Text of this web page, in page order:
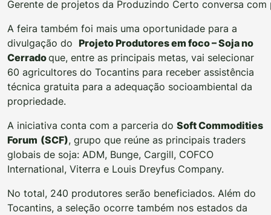
Gerente de projetos da Produzindo Certo conversa
A feira também foi mais uma oportunidade para a
divulgação do Projeto Produtores em foco – Soja no
Cerradoque, entre as principais metas, vai selecionar
60 agricultores do Tocantins para receber assistência
técnica gratuita para a adequação socioambiental da
propriedade.
A iniciativa conta com a parceria do Soft Commodities
Forum (SCF), grupo que reúne as principais traders
globais de soja: ADM, Bunge, Cargill, COFCO
International, Viterra e Louis Dreyfus Company.
No total, 240 produtores serão beneficiados. Além do
Tocantins, a seleção ocorre também nos estados da